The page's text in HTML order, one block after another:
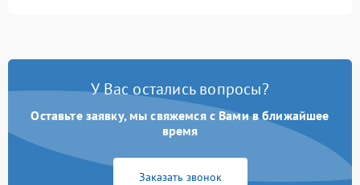
Появление запаха гари 2400 ₽ Подробнее →
Проблемы с вентилятором 2000 ₽
Поломка системы
охлаждения
Подробнее →
У Вас остались вопросы?
Оставьте заявку, мы свяжемся с Вами в ближайшее
время
Заказать звонок